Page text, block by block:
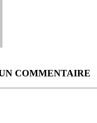
COMMENTAIRE